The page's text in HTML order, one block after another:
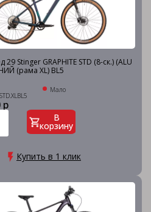
29 Stinger GRAPHITE STD (8-ск.) (ALU
(рама XL) BL5
Мало
р
В
корзину
Купить в 1 клик